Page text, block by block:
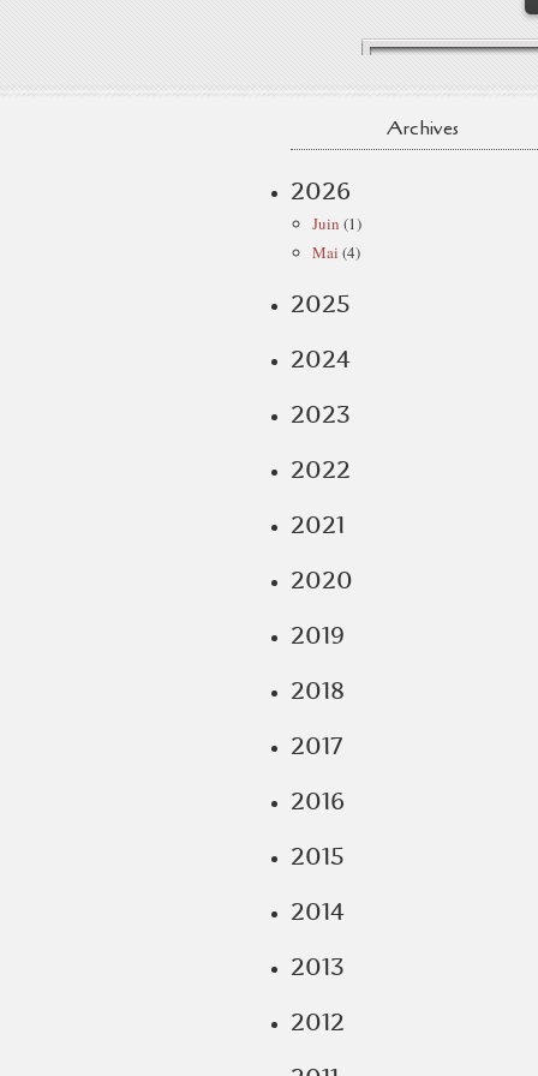
Archives
2026
Juin (1)
Mai (4)
2025
2024
2023
2022
2021
2020
2019
2018
2017
2016
2015
2014
2013
2012